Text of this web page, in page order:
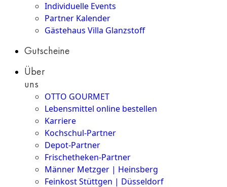
Individuelle Events
Partner Kalender
Gästehaus Villa Glanzstoff
Gutscheine
Über
uns
OTTO GOURMET
Lebensmittel online bestellen
Karriere
Kochschul-Partner
Depot-Partner
Frischetheken-Partner
Männer Metzger | Heinsberg
Feinkost Stüttgen | Düsseldorf